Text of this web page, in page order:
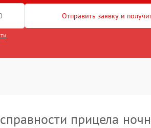
Отправить заявку и
прицела